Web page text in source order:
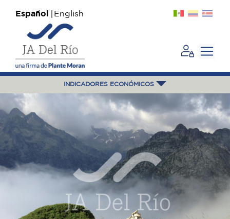
Español English
INDICADORES ECONÓMICOS